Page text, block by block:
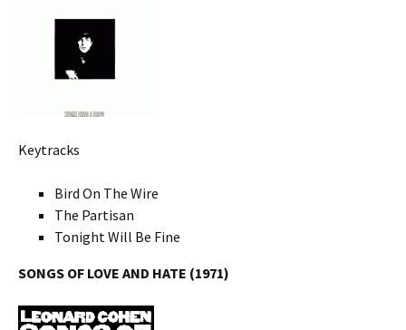
Keytracks
Bird On The Wire
The Partisan
Tonight Will Be Fine
SONGS OF LOVE AND HATE (1971)